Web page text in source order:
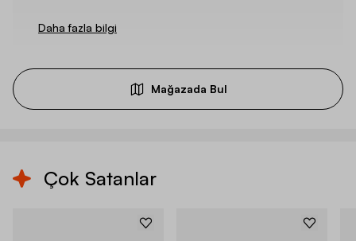
Daha fazla bilgi
Mağazada Bul
Çok Satanlar